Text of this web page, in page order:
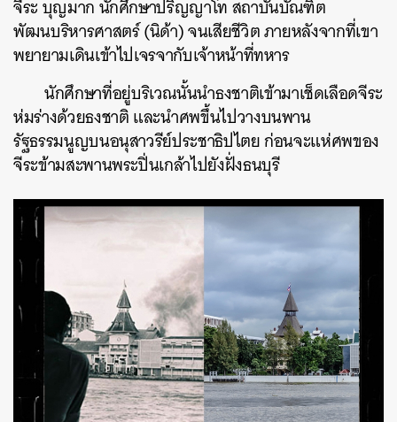
จีระ บุญมาก นักศึกษาปริญญาโท สถาบันบัณฑิต
พัฒนบริหารศาสตร์ (นิด้า) จนเสียชีวิต ภายหลังจากที่เขา
พยายามเดินเข้าไปเจรจากับเจ้าหน้าที่ทหาร
นักศึกษาที่อยู่บริเวณนั้นนำธงชาติเข้ามาเช็ดเลือดจีระ
ห่มร่างด้วยธงชาติ และนำศพขึ้นไปวางบนพาน
รัฐธรรมนูญบนอนุสาวรีย์ประชาธิปไตย ก่อนจะแห่ศพของ
จีระข้ามสะพานพระปิ่นเกล้าไปยังฝั่งธนบุรี
ค้นหา